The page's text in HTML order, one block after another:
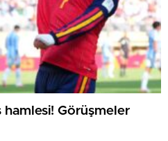
hamlesi! Görüşmeler